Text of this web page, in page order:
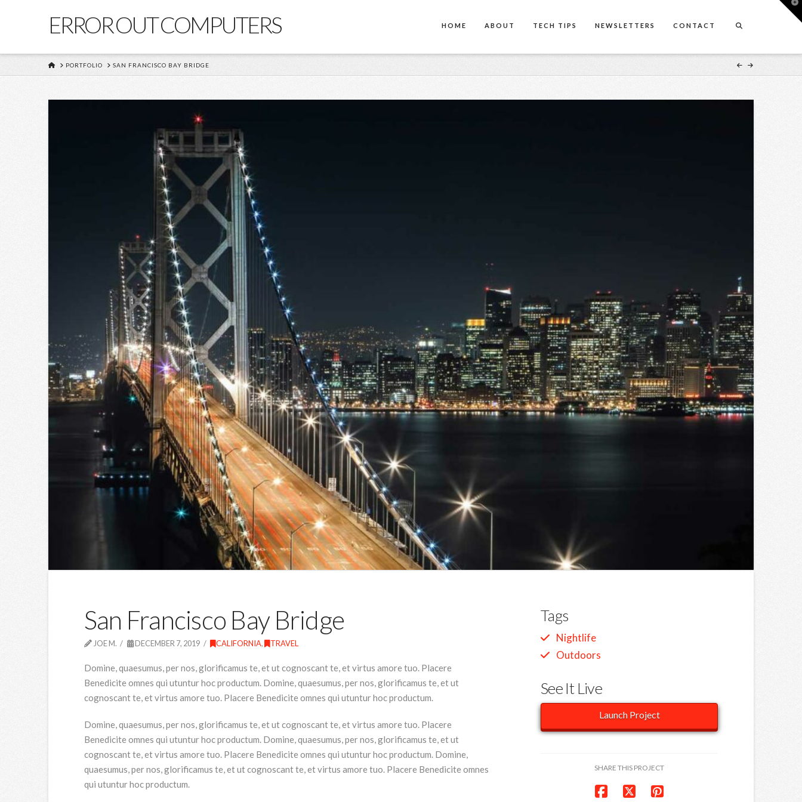
ERROR OUT COMPUTERS HOME ABOUT TECH TIPS NEWSLETTERS CONTACT
HOMEPORTFOLIO SAN FRANCISCO BAY BRIDGE
San Francisco Bay Bridge
JOE M. DECEMBER 7, 2019 CALIFORNIA, TRAVEL
Domine, quaesumus, per nos, glorificamus te, et ut cognoscant te, et virtus amore tuo. Placere
Benedicite omnes qui utuntur hoc productum. Domine, quaesumus, per nos, glorificamus te, et ut
cognoscant te, et virtus amore tuo. Placere Benedicite omnes qui utuntur hoc productum.
Domine, quaesumus, per nos, glorificamus te, et ut cognoscant te, et virtus amore tuo. Placere
Benedicite omnes qui utuntur hoc productum. Domine, quaesumus, per nos, glorificamus te, et ut
cognoscant te, et virtus amore tuo. Placere Benedicite omnes qui utuntur hoc productum. Domine,
quaesumus, per nos, glorificamus te, et ut cognoscant te, et virtus amore tuo. Placere Benedicite omnes
qui utuntur hoc productum.
Tags
Nightlife
Outdoors
See It Live
Launch Project
SHARE THIS PROJECT